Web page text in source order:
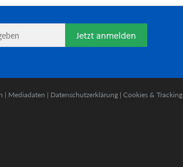
Jetzt anmelden
| Mediadaten | Datenschutzerklärung | Cookies & Tracking